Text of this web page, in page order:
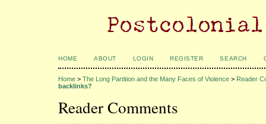
HOME ABOUT LOGIN REGISTER SEARCH
Home > The Long Partition and the Many Faces of Violence > Reader
backlinks?
Reader Comments